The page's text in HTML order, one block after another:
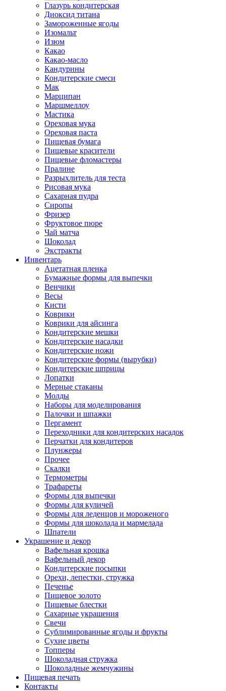
Глазурь кондитерская
Диоксид титана
Замороженные ягоды
Изомальт
Изюм
Какао
Какао-масло
Кандурины
Кондитерские смеси
Мак
Марципан
Маршмеллоу
Мастика
Ореховая мука
Ореховая паста
Пищевая бумага
Пищевые красители
Пищевые фломастеры
Пралине
Разрыхлитель для теста
Рисовая мука
Сахарная пудра
Сиропы
Фризер
Фруктовое пюре
Чай матча
Шоколад
Экстракты
Инвентарь
Ацетатная пленка
Бумажные формы для выпечки
Венчики
Весы
Кисти
Коврики
Коврики для айсинга
Кондитерские мешки
Кондитерские насадки
Кондитерские ножи
Кондитерские формы (вырубки)
Кондитерские шприцы
Лопатки
Мерные стаканы
Молды
Наборы для моделирования
Палочки и шпажки
Пергамент
Переходники для кондитерских насадок
Перчатки для кондитеров
Плунжеры
Прочее
Скалки
Термометры
Трафареты
Формы для выпечки
Формы для куличей
Формы для леденцов и мороженого
Формы для шоколада и мармелада
Шпатели
Украшение и декор
Вафельная крошка
Вафельный декор
Кондитерские посыпки
Орехи, лепестки, стружка
Печенье
Пищевое золото
Пищевые блестки
Сахарные украшения
Свечи
Сублимированные ягоды и фрукты
Сухие цветы
Топперы
Шоколадная стружка
Шоколадные жемчужины
Пищевая печать
Контакты